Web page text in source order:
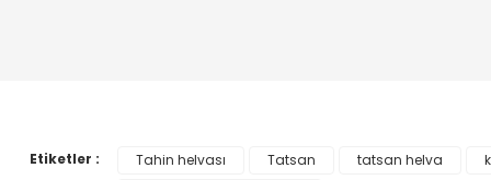
Etiketler : Tahin helvası Tatsan tatsan helva